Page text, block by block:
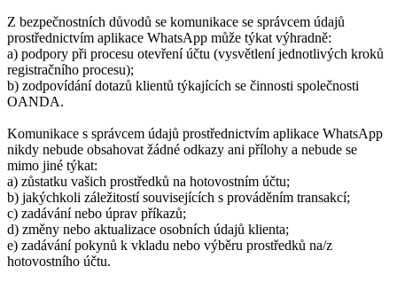
Z bezpečnostních důvodů se komunikace se správcem údajů
prostřednictvím aplikace WhatsApp může týkat výhradně:
a) podpory při procesu otevření účtu (vysvětlení jednotlivých kroků
registračního procesu);
b) zodpovídání dotazů klientů týkajících se činnosti společnosti
OANDA.
Komunikace s správcem údajů prostřednictvím aplikace WhatsApp
nikdy nebude obsahovat žádné odkazy ani přílohy a nebude se
mimo jiné týkat:
a) zůstatku vašich prostředků na hotovostním účtu;
b) jakýchkoli záležitostí souvisejících s prováděním transakcí;
c) zadávání nebo úprav příkazů;
d) změny nebo aktualizace osobních údajů klienta;
e) zadávání pokynů k vkladu nebo výběru prostředků na/z
hotovostního účtu.